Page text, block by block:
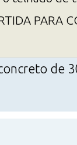
PARA
de